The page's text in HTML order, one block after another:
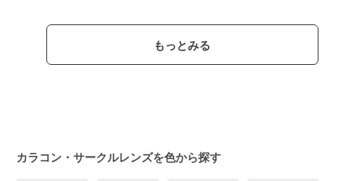
もっとみる
カラコン・サークルレンズを色から探す